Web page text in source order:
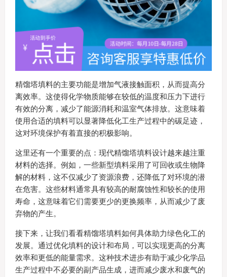
精馏塔填料的主要功能是增加气液接触面积，从而提高分
离效率。这使得化学物质能够在较低的温度和压力下进行
有效的分离，减少了能源消耗和温室气体排放。这意味着
使用合适的填料可以显著降低化工生产过程中的碳足迹，
这对环境保护有着直接的积极影响。
这里还有一个重要的点：现代精馏塔填料设计越来越注重
材料的选择。例如，一些新型填料采用了可回收或生物降
解的材料，这不仅减少了资源浪费，还降低了对环境的潜
在危害。这些材料通常具有较高的耐腐蚀性和较长的使用
寿命，这意味着它们需要更少的更换频率，从而减少了废
弃物的产生。
接下来，让我们看看精馏塔填料如何具体助力绿色化工的
发展。通过优化填料的设计和布局，可以实现更高的分离
效率和更低的能量需求。这种技术进步有助于减少化学品
生产过程中不必要的副产品生成，进而减少废水和废气的